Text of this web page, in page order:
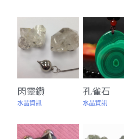
閃靈鑽
水晶資訊
孔雀石
水晶資訊